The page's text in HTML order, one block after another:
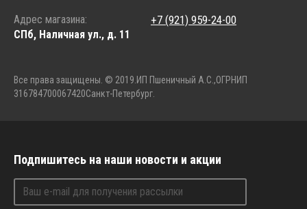
Адрес магазина:
СПб, Наличная ул., д. 11
+7 (921) 959-24-00
Все права защищены. © 2019. ИП Пшеничный А.С.,ОГРНИП
316784700067420Санкт-Петербург.
Подпишитесь на наши новости и акции